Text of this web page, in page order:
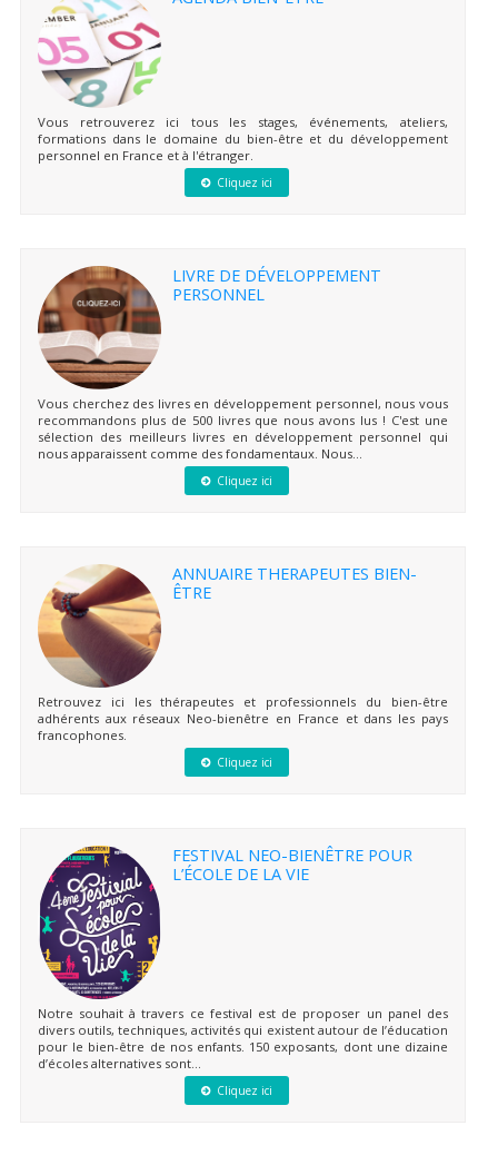
Vous retrouverez ici tous les stages, événements, ateliers,
formations dans le domaine du bien-être et du développement
personnel en France et à l'étranger.
Cliquez ici
LIVRE DE DÉVELOPPEMENT
PERSONNEL
Vous cherchez des livres en développement personnel, nous vous
recommandons plus de 500 livres que nous avons lus ! C'est une
sélection des meilleurs livres en développement personnel qui
nous apparaissent comme des fondamentaux. Nous...
Cliquez ici
ANNUAIRE THERAPEUTES BIEN-
ÊTRE
Retrouvez ici les thérapeutes et professionnels du bien-être
adhérents aux réseaux Neo-bienêtre en France et dans les pays
francophones.
Cliquez ici
FESTIVAL NEO-BIENÊTRE POUR
L’ÉCOLE DE LA VIE
Notre souhait à travers ce festival est de proposer un panel des
divers outils, techniques, activités qui existent autour de l’éducation
pour le bien-être de nos enfants. 150 exposants, dont une dizaine
d’écoles alternatives sont...
Cliquez ici